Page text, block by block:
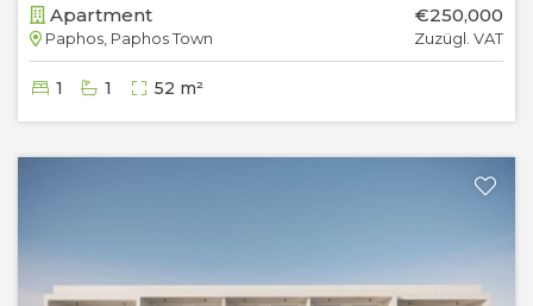
Apartment
Paphos, Paphos Town
€250,000
Zuzügl. VAT
1 1 52 m²